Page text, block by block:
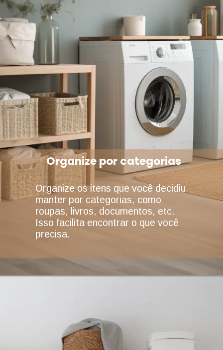
Organize os itens que você decidiu
manter por categorias, como
roupas, livros, documentos, etc.
Isso facilita encontrar o que você
precisa.
Organize por categorias